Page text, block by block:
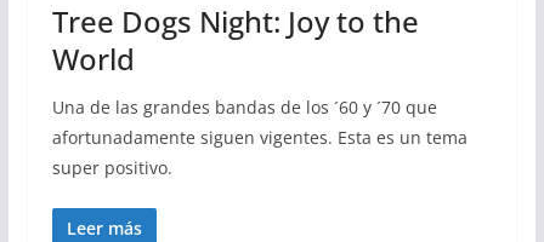
Tree Dogs Night: Joy to the
World
Una de las grandes bandas de los ´60 y ´70 que
afortunadamente siguen vigentes. Esta es un tema
super positivo.
Leer más